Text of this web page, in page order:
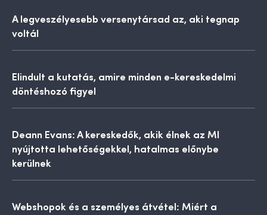
A legveszélyesebb versenytársad az, aki tegnap
voltál
Elindult a kutatás, amire minden e-kereskedelmi
döntéshozó figyel
Deann Evans: A kereskedők, akik élnek az MI
nyújtotta lehetőségekkel, hatalmas előnybe
kerülnek
Webshopok és a személyes átvétel: Miért a